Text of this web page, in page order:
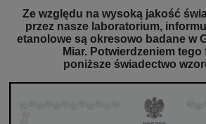
Ze względu na wysoką jakość
przez nasze laboratorium,
etanolowe są okresowo badane w
Miar. Potwierdzeniem tego
poniższe świadectwo